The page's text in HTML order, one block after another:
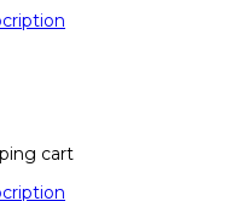
cart